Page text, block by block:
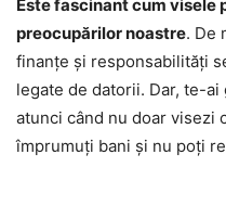
Este fascinant cum visele
preocupărilor noastre. De
finanțe și responsabilități
legate de datorii. Dar, te-
atunci când nu doar visezi
împrumuți bani și nu poți